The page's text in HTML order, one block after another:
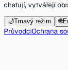
chatují, vytvářejí
🌙Tmavý režim 🌐
PrůvodciOchrana